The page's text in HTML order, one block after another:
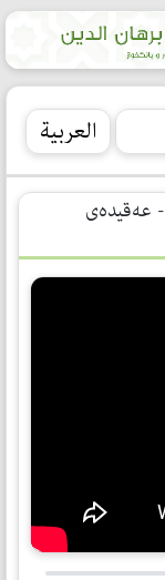
العربیة
وتاری ڤیدیۆیی /وەڵامی پرسیارەكانتان/33 - عەقیدەی